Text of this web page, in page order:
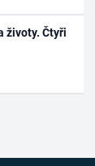
životy. Čtyři